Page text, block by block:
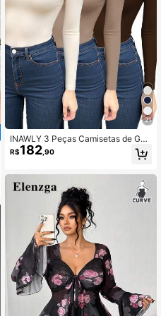
21
INAWLY 3 Peças Camisetas de Gol
a Redonda Ajustadas para Mulhere
s Plus Size Outono
R$182 ,90